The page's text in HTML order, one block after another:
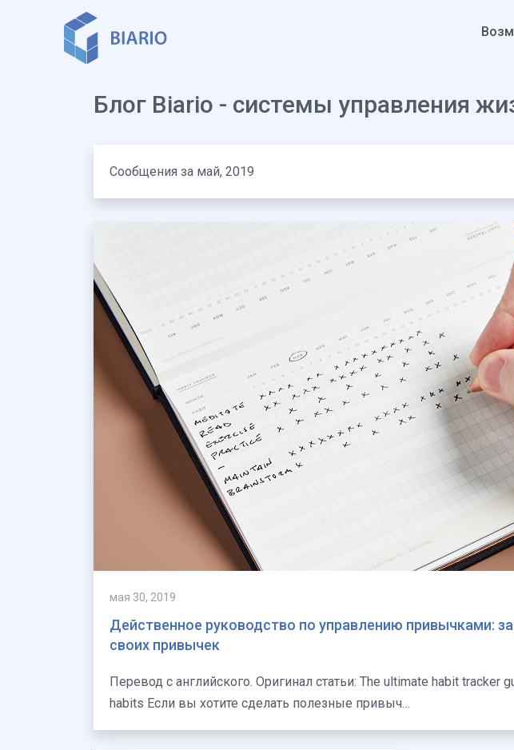
Блог Biario - системы управления
Сообщения за май, 2019
мая 30, 2019
Действенное руководство по управлению привычками:
своих привычек
Перевод с английского. Оригинал статьи: The ultimate habit tracker guide: why and how to track your
habits Если вы хотите сделать полезные привыч…